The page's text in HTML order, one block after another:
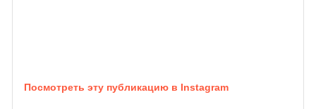
Посмотреть эту публикацию в Instagram